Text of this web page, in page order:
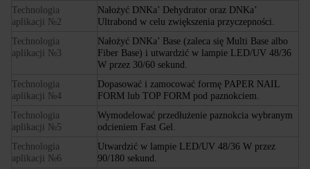
Technologia
aplikacji №2
Nałożyć DNKa’ Dehydrator oraz DNKa’
Ultrabond w celu zwiększenia przyczepności.
Technologia
aplikacji №3
Nałożyć DNKa’ Base (zaleca się Multi Base albo
Fiber Base) i utwardzić w lampie LED/UV 48/36
W przez 30/60 sekund.
Technologia
aplikacji №4
Dopasować i zamocować formę PAPER NAIL
FORM lub TOP FORM pod paznokciem.
Technologia
aplikacji №5
Wymodelować przedłużenie paznokcia wybranym
odcieniem Fast Gel.
Technologia
aplikacji №6
Utwardzić w lampie LED/UV 48/36 W przez
90/180 sekund.